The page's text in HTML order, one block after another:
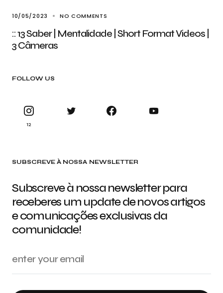
10/05/2023 NO COMMENTS
:: 13 Saber | Mentalidade | Short Format Videos |
3 Câmeras
FOLLOW US
12
SUBSCREVE À NOSSA NEWSLETTER
Subscreve à nossa newsletter para
receberes um update de novos artigos
e comunicações exclusivas da
comunidade!